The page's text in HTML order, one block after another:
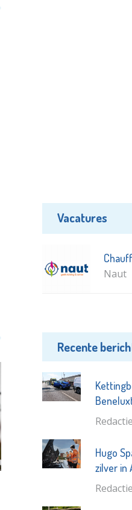
Vacatures
Naut
Recente
Hugo
zilver in